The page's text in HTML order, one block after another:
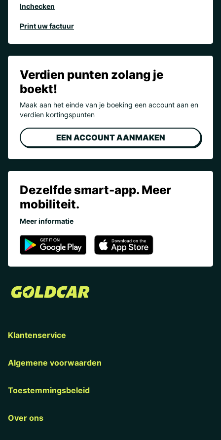
Inchecken
Print uw factuur
Verdien punten zolang je
boekt!
Maak aan het einde van je boeking een account aan en
verdien kortingspunten
EEN ACCOUNT AANMAKEN
Dezelfde smart-app. Meer
mobiliteit.
Meer informatie
Klantenservice
Algemene voorwaarden
Toestemmingsbeleid
Over ons